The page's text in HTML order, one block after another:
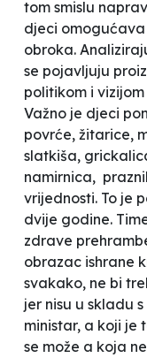
tom smislu
djeci
obroka.
se pojavljuju
politikom i
Važno je djeci
povrće, žitarice,
slatkiša,
namirnica,
vrijednosti. To je
dvije godine.
zdrave
obrazac ishrane
svakako, ne bi
jer nisu u skladu
ministar, a koji je
se može a koja